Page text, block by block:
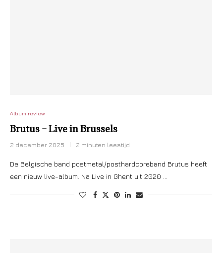
Album review
Brutus – Live in Brussels
2 december 2025 2 minuten leestijd
De Belgische band postmetal/posthardcoreband Brutus heeft
een nieuw live-album. Na Live in Ghent uit 2020 …